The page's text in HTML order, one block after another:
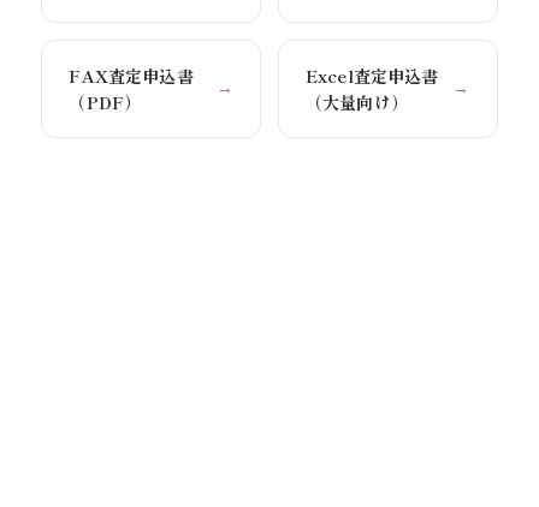
FAX査定申込書
（PDF）
→
Excel査定申込書
（大量向け）
→